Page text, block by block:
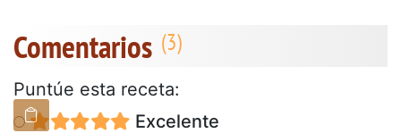
Comentarios
Puntúe esta receta:
Excelente